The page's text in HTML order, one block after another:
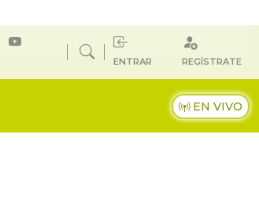
ENTRAR REGÍSTRATE
EN VIVO